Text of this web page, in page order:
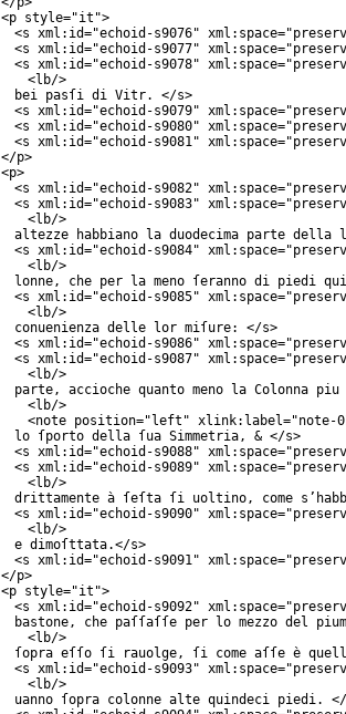
<p style="it ">
<s xml:id="echoid-s9076" xml:space="
<s xml:id="echoid-s9077" xml:space="
<s xml:id="echoid-s9078" xml:space="
<lb/>
bei pasſi di Vitr. </s>
<s xml:id="echoid-s9079" xml:space="
<s xml:id="echoid-s9080" xml:space="
<s xml:id="echoid-s9081" xml:space="
</p>
<p>
<s xml:id="echoid-s9082" xml:space="
<s xml:id="echoid-s9083" xml:space="
<lb/>
altezze habbiano la duodecima parte della
<s xml:id="echoid-s9084" xml:space="
<lb/>
lonne, che per la meno ſeranno di piedi
<s xml:id="echoid-s9085" xml:space="
<lb/>
conuenienza delle lor miſure: </s>
<s xml:id="echoid-s9086" xml:space="
<s xml:id="echoid-s9087" xml:space="
<lb/>
parte, accioche quanto meno la Colonna
<lb/>
<note position=" left " xlink:label="note-
lo ſporto della ſua Simmetria, & </s>
<s xml:id="echoid-s9088" xml:space="
<s xml:id="echoid-s9089" xml:space="
<lb/>
drittamente à ſeſta ſi uoltino, come
<s xml:id="echoid-s9090" xml:space="
<lb/>
e dimoſttata.</s>
<s xml:id="echoid-s9091" xml:space="
</p>
<p style="it ">
<s xml:id="echoid-s9092" xml:space="
bastone, che paſſaſſe per lo mezzo del
<lb/>
ſopra eſſo ſi rauolge, ſi come aſſe è
<s xml:id="echoid-s9093" xml:space="
<lb/>
uanno ſopra colonne alte quindeci piedi. </